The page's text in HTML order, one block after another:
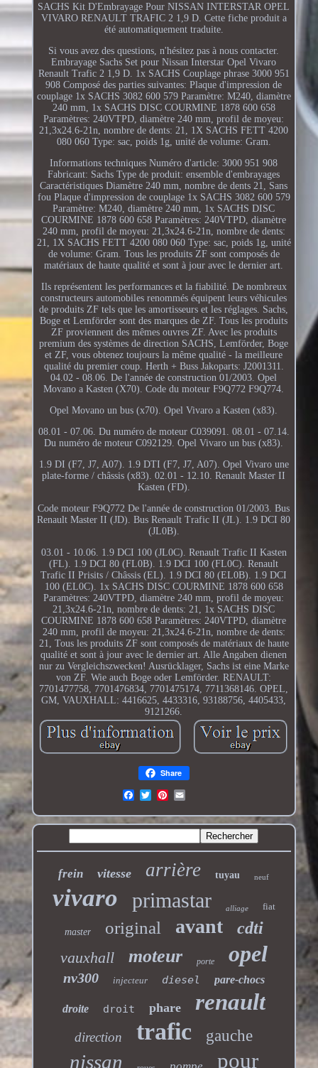
SACHS Kit D'Embrayage Pour NISSAN INTERSTAR OPEL
VIVARO RENAULT TRAFIC 2 1,9 D. Cette fiche produit a
été automatiquement traduite.
Si vous avez des questions, n'hésitez pas à nous contacter.
Embrayage Sachs Set pour Nissan Interstar Opel Vivaro
Renault Trafic 2 1,9 D. 1x SACHS Couplage phrase 3000 951
908 Composé des parties suivantes: Plaque d'impression de
couplage 1x SACHS 3082 600 579 Paramètre: M240, diamètre
240 mm, 1x SACHS DISC COURMINE 1878 600 658
Paramètres: 240VTPD, diamètre 240 mm, profil de moyeu:
21,3x24.6-21n, nombre de dents: 21, 1X SACHS FETT 4200
080 060 Type: sac, poids 1g, unité de volume: Gram.
Informations techniques Numéro d'article: 3000 951 908
Fabricant: Sachs Type de produit: ensemble d'embrayages
Caractéristiques Diamètre 240 mm, nombre de dents 21, Sans
fou Plaque d'impression de couplage 1x SACHS 3082 600 579
Paramètre: M240, diamètre 240 mm, 1x SACHS DISC
COURMINE 1878 600 658 Paramètres: 240VTPD, diamètre
240 mm, profil de moyeu: 21,3x24.6-21n, nombre de dents:
21, 1X SACHS FETT 4200 080 060 Type: sac, poids 1g, unité
de volume: Gram. Tous les produits ZF sont composés de
matériaux de haute qualité et sont à jour avec le dernier art.
Ils représentent les performances et la fiabilité. De nombreux
constructeurs automobiles renommés équipent leurs véhicules
de produits ZF tels que les amortisseurs et les réglages. Sachs,
Boge et Lemförder sont des marques de ZF. Tous les produits
ZF proviennent des mêmes ouvres ZF. Avec les produits
premium des systèmes de direction SACHS, Lemförder, Boge
et ZF, vous obtenez toujours la même qualité - la meilleure
qualité du premier coup. Herth + Buss Jakoparts: J2001311.
04.02 - 08.06. De l'année de construction 01/2003. Opel
Movano a Kasten (X70). Code du moteur F9Q772 F9Q774.
Opel Movano un bus (x70). Opel Vivaro a Kasten (x83).
08.01 - 07.06. Du numéro de moteur C039091. 08.01 - 07.14.
Du numéro de moteur C092129. Opel Vivaro un bus (x83).
1.9 DI (F7, J7, A07). 1.9 DTI (F7, J7, A07). Opel Vivaro une
plate-forme / châssis (x83). 02.01 - 12.10. Renault Master II
Kasten (FD).
Code moteur F9Q772 De l'année de construction 01/2003. Bus
Renault Master II (JD). Bus Renault Trafic II (JL). 1.9 DCI 80
(JL0B).
03.01 - 10.06. 1.9 DCI 100 (JL0C). Renault Trafic II Kasten
(FL). 1.9 DCI 80 (FL0B). 1.9 DCI 100 (FL0C). Renault
Trafic II Prisits / Châssis (EL). 1.9 DCI 80 (EL0B). 1.9 DCI
100 (EL0C). 1x SACHS DISC COURMINE 1878 600 658
Paramètres: 240VTPD, diamètre 240 mm, profil de moyeu:
21,3x24.6-21n, nombre de dents: 21, 1x SACHS DISC
COURMINE 1878 600 658 Paramètres: 240VTPD, diamètre
240 mm, profil de moyeu: 21,3x24.6-21n, nombre de dents:
21, Tous les produits ZF sont composés de matériaux de haute
qualité et sont à jour avec le dernier art. Alle Angaben dienen
nur zu Vergleichszwecken! Ausrücklager, Sachs ist eine Marke
von ZF. Wie auch Boge oder Lemförder. RENAULT:
7701477758, 7701476834, 7701475174, 7711368146. OPEL,
GM, VAUXHALL: 4416625, 4433316, 93188756, 4405433,
9121266.
Share
frein vitesse arrière tuyau neuf
vivaro primastar alliage fiat
master original avant cdti
vauxhall moteur porte opel
nv300 injecteur diesel pare-chocs
droite droit phare renault
direction trafic gauche
nissan pour